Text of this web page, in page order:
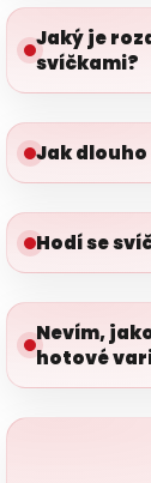
Jaký je
svíčkami?
Jak
Hodí se
Nevím,
hotové